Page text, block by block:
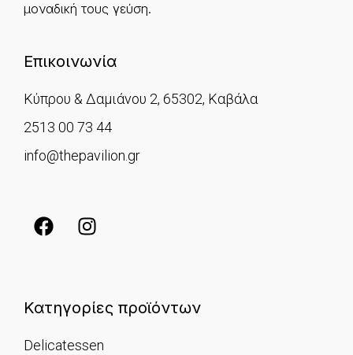
μοναδική τους γεύση.
Επικοινωνία
Κύπρου & Δαμιάνου 2, 65302, Καβάλα
2513 00 73 44
info@thepavilion.gr
Κατηγορίες προϊόντων
Delicatessen